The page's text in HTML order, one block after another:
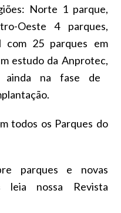
Norte 1 parque,
Oeste 4 parques,
com 25 parques em
estudo da Anprotec,
ainda na fase de
todos os Parques do
parques e novas
leia nossa
Revista